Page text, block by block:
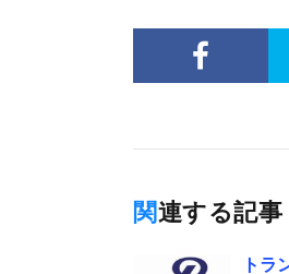
関連する記事
トラ